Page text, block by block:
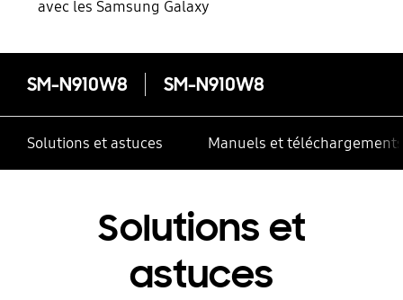
avec les Samsung Galaxy
SM-N910W8 SM-N910W8
Solutions et astuces Manuels et téléchargements
Solutions et
astuces